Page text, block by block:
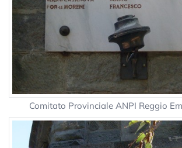
Comitato Provinciale ANPI Reggio